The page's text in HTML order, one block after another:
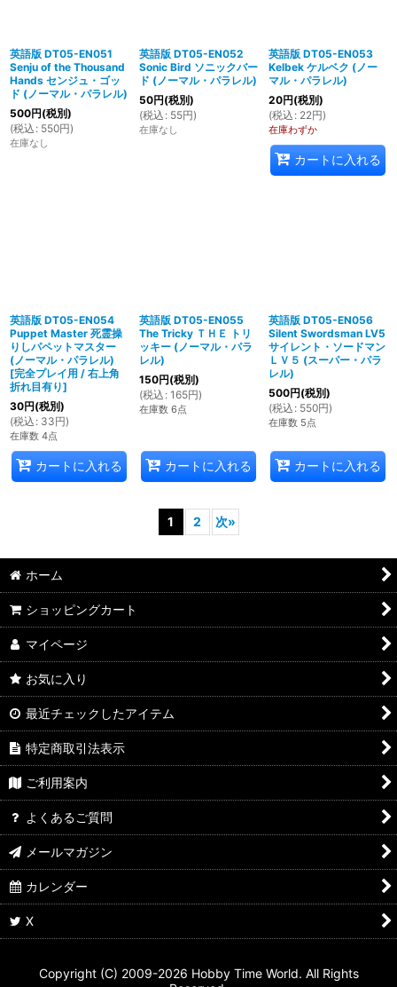
英語版 DT05-EN051
Senju of the Thousand
Hands センジュ・ゴッ
ド (ノーマル・パラレル)
500円(税別)
(税込 : 550円)
在庫なし
英語版 DT05-EN052
Sonic Bird ソニックバー
ド (ノーマル・パラレル)
50円(税別)
(税込 : 55円)
在庫なし
英語版 DT05-EN053
Kelbek ケルベク (ノー
マル・パラレル)
20円(税別)
(税込 : 22円)
在庫わずか
カートに入れる
英語版 DT05-EN054
Puppet Master 死霊操
りしパペットマスター
(ノーマル・パラレル)
[完全プレイ用 / 右上角
折れ目有り]
30円(税別)
(税込 : 33円)
在庫数 4点
カートに入れる
英語版 DT05-EN055
The Tricky ＴＨＥ トリ
ッキー (ノーマル・パラ
レル)
150円(税別)
(税込 : 165円)
在庫数 6点
カートに入れる
英語版 DT05-EN056
Silent Swordsman LV5
サイレント・ソードマン
ＬＶ５ (スーパー・パラ
レル)
500円(税別)
(税込 : 550円)
在庫数 5点
カートに入れる
1 2 次»
ホーム
ショッピングカート
マイページ
お気に入り
最近チェックしたアイテム
特定商取引法表示
ご利用案内
よくあるご質問
メールマガジン
カレンダー
X
Copyright (C) 2009-2026 Hobby Time World. All Rights